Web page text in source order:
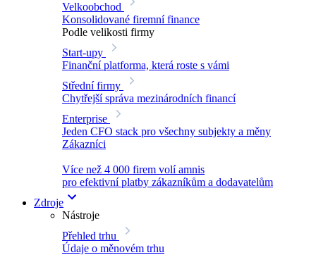
Velkoobchod
Konsolidované firemní finance
Podle velikosti firmy
Start-upy
Finanční platforma, která roste s vámi
Střední firmy
Chytřejší správa mezinárodních financí
Enterprise
Jeden CFO stack pro všechny subjekty a měny
Zákazníci
Více než 4 000 firem volí amnis
pro efektivní platby zákazníkům a dodavatelům
Zdroje
Nástroje
Přehled trhu
Údaje o měnovém trhu